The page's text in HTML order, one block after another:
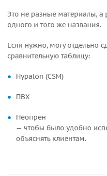
Это не разные материалы, а
одного и того же названия.
Если нужно, могу отдельно
сравнительную таблицу:
Hypalon (CSM)
ПВХ
Неопрен
— чтобы было удобно
объяснять клиентам.